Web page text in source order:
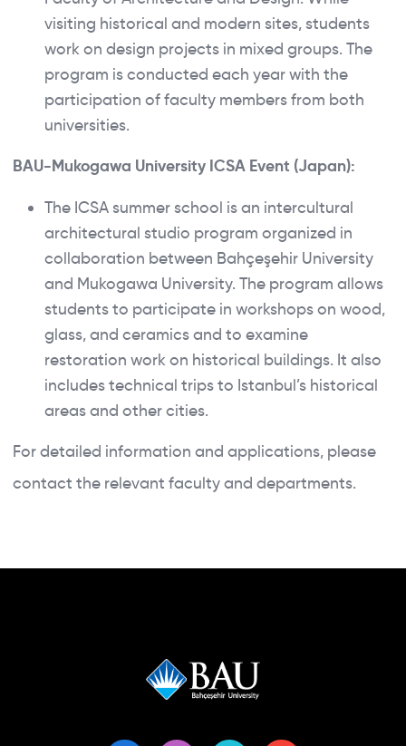
visiting historical and modern sites, students
work on design projects in mixed groups. The
program is conducted each year with the
participation of faculty members from both
universities.
BAU-Mukogawa University ICSA Event (Japan):
The ICSA summer school is an intercultural
architectural studio program organized in
collaboration between Bahçeşehir University
and Mukogawa University. The program allows
students to participate in workshops on wood,
glass, and ceramics and to examine
restoration work on historical buildings. It also
includes technical trips to Istanbul’s historical
areas and other cities.
For detailed information and applications, please
contact the relevant faculty and departments.